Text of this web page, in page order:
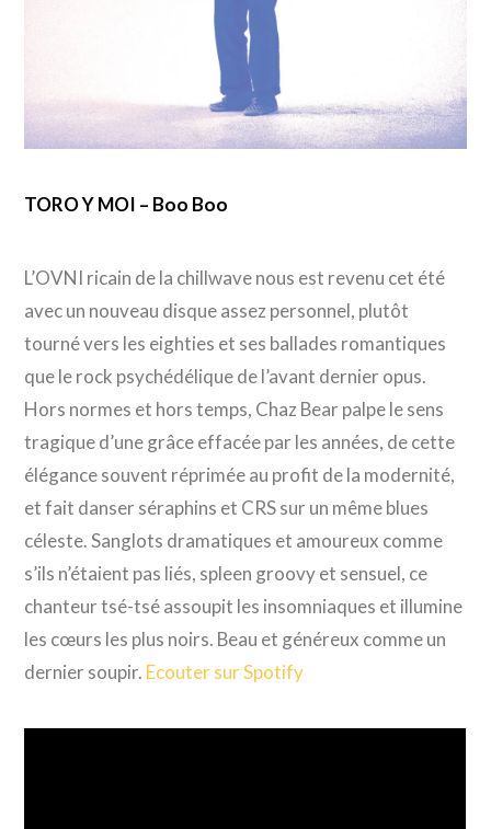
TORO Y MOI – Boo Boo
L’OVNI ricain de la chillwave nous est revenu cet été
avec un nouveau disque assez personnel, plutôt
tourné vers les eighties et ses ballades romantiques
que le rock psychédélique de l’avant dernier opus.
Hors normes et hors temps, Chaz Bear palpe le sens
tragique d’une grâce effacée par les années, de cette
élégance souvent réprimée au profit de la modernité,
et fait danser séraphins et CRS sur un même blues
céleste. Sanglots dramatiques et amoureux comme
s’ils n’étaient pas liés, spleen groovy et sensuel, ce
chanteur tsé-tsé assoupit les insomniaques et illumine
les cœurs les plus noirs. Beau et généreux comme un
dernier soupir. Ecouter sur Spotify